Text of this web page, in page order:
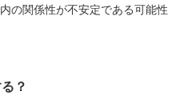
の関係性が不安定である可能性
？